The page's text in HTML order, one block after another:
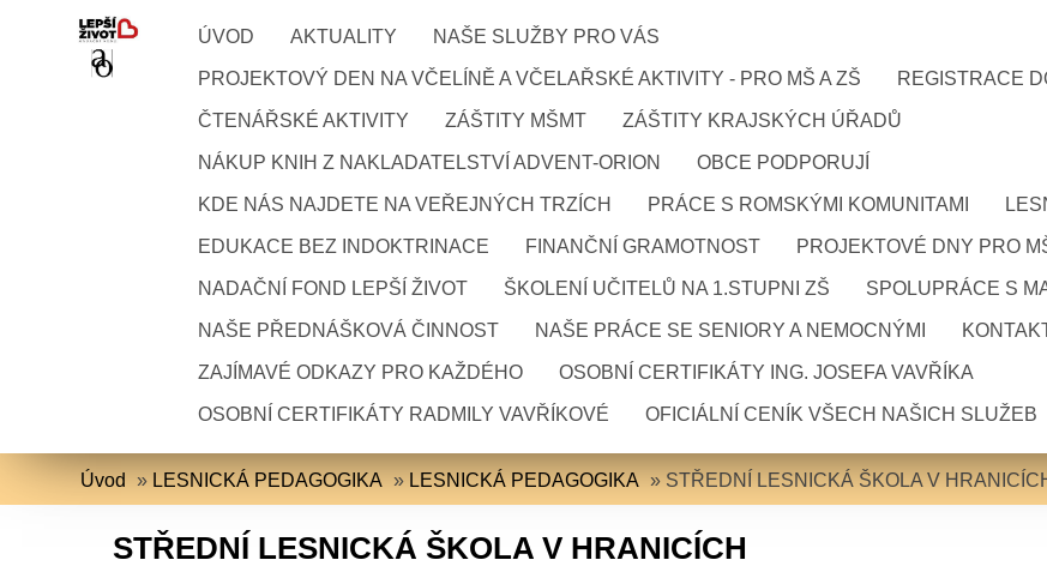
ÚVOD AKTUALITY NAŠE SLUŽBY PRO VÁS
PROJEKTOVÝ DEN NA VČELÍNĚ A VČELAŘSKÉ AKTIVITY - PRO MŠ A ZŠ REGISTRACE
ČTENÁŘSKÉ AKTIVITY ZÁŠTITY MŠMT ZÁŠTITY KRAJSKÝCH ÚŘADŮ
NÁKUP KNIH Z NAKLADATELSTVÍ ADVENT-ORION OBCE PODPORUJÍ
KDE NÁS NAJDETE NA VEŘEJNÝCH TRZÍCH PRÁCE S ROMSKÝMI KOMUNITAMI
EDUKACE BEZ INDOKTRINACE FINANČNÍ GRAMOTNOST PROJEKTOVÉ DNY PRO
NADAČNÍ FOND LEPŠÍ ŽIVOT ŠKOLENÍ UČITELŮ NA 1.STUPNI ZŠ SPOLUPRÁCE S
NAŠE PŘEDNÁŠKOVÁ ČINNOST NAŠE PRÁCE SE SENIORY A NEMOCNÝMI
ZAJÍMAVÉ ODKAZY PRO KAŽDÉHO OSOBNÍ CERTIFIKÁTY ING. JOSEFA VAVŘÍKA
OSOBNÍ CERTIFIKÁTY RADMILY VAVŘÍKOVÉ OFICIÁLNÍ CENÍK VŠECH NAŠICH SLUŽEB
Úvod » LESNICKÁ PEDAGOGIKA » LESNICKÁ PEDAGOGIKA » STŘEDNÍ LESNICKÁ ŠKOLA V
STŘEDNÍ LESNICKÁ ŠKOLA V HRANICÍCH